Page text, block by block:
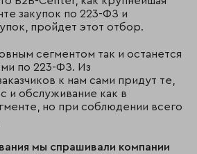
закупок по 223-ФЗ и
пройдет этот отбор.
сегментом так и останется
по 223-ФЗ. Из
к нам сами придут те,
и обслуживание как в
но при соблюдении всего
мы спрашивали компании